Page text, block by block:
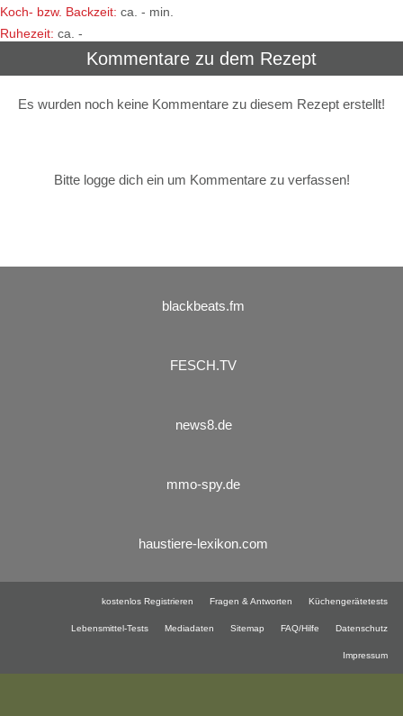
Koch- bzw. Backzeit: ca. - min.
Ruhezeit: ca. -
Kommentare zu dem Rezept
Es wurden noch keine Kommentare zu diesem Rezept erstellt!
Bitte logge dich ein um Kommentare zu verfassen!
blackbeats.fm
FESCH.TV
news8.de
mmo-spy.de
haustiere-lexikon.com
kostenlos Registrieren Fragen & Antworten Küchengerätetests
Lebensmittel-Tests Mediadaten Sitemap FAQ/Hilfe Datenschutz
Impressum